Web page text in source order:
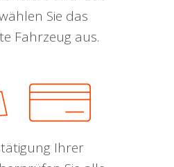
Sie das
Fahrzeug aus.
Ihrer